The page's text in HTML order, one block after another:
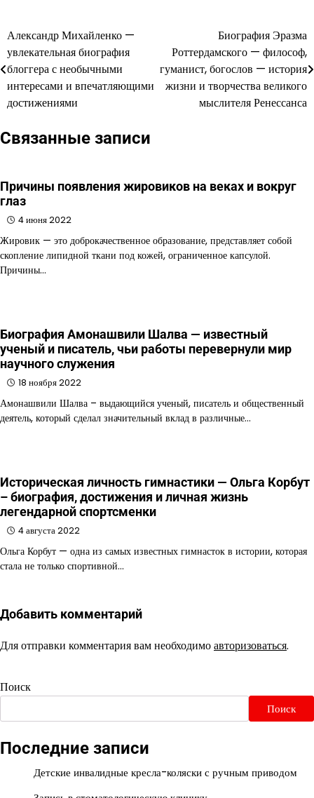
Навигация
по
записям
Александр Михайленко —
увлекательная биография
блоггера с необычными
интересами и впечатляющими
достижениями
Биография Эразма
Роттердамского — философ,
гуманист, богослов — история
жизни и творчества великого
мыслителя Ренессанса
Связанные записи
Причины появления жировиков на веках и вокруг
глаз
4 июня 2022
Жировик — это доброкачественное образование, представляет собой
скопление липидной ткани под кожей, ограниченное капсулой.
Причины…
Биография Амонашвили Шалва — известный
ученый и писатель, чьи работы перевернули мир
научного служения
18 ноября 2022
Амонашвили Шалва – выдающийся ученый, писатель и общественный
деятель, который сделал значительный вклад в различные…
Историческая личность гимнастики — Ольга Корбут
– биография, достижения и личная жизнь
легендарной спортсменки
4 августа 2022
Ольга Корбут — одна из самых известных гимнасток в истории, которая
стала не только спортивной…
Добавить комментарий
Для отправки комментария вам необходимоавторизоваться.
Поиск
Поиск
Последние записи
Детские инвалидные кресла-коляски с ручным приводом